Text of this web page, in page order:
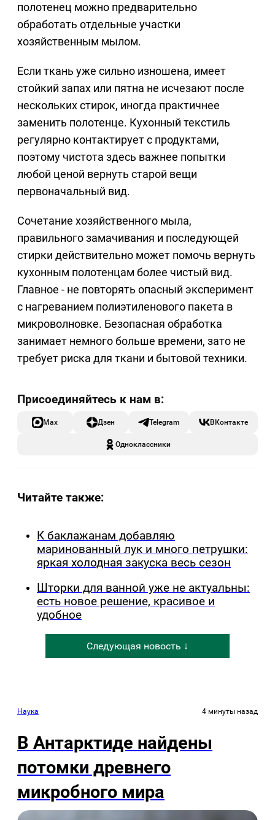
полотенец можно предварительно
обработать отдельные участки
хозяйственным мылом.
Если ткань уже сильно изношена, имеет
стойкий запах или пятна не исчезают после
нескольких стирок, иногда практичнее
заменить полотенце. Кухонный текстиль
регулярно контактирует с продуктами,
поэтому чистота здесь важнее попытки
любой ценой вернуть старой вещи
первоначальный вид.
Сочетание хозяйственного мыла,
правильного замачивания и последующей
стирки действительно может помочь вернуть
кухонным полотенцам более чистый вид.
Главное - не повторять опасный эксперимент
с нагреванием полиэтиленового пакета в
микроволновке. Безопасная обработка
занимает немного больше времени, зато не
требует риска для ткани и бытовой техники.
Max Дзен Telegram ВКонтакте
Одноклассники
Читайте также:
К баклажанам добавляю
маринованный лук и много петрушки:
яркая холодная закуска весь сезон
Шторки для ванной уже не актуальны:
есть новое решение, красивое и
удобное
Следующая новость ↓
Наука 4 минуты назад
В Антарктиде найдены
потомки древнего
микробного мира